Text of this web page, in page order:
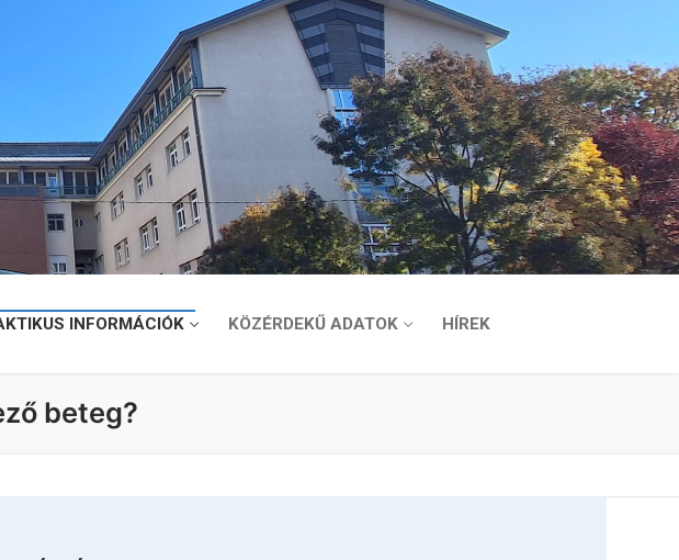
INFORMÁCIÓK KÖZÉRDEKŰ ADATOK HÍREK
beteg?